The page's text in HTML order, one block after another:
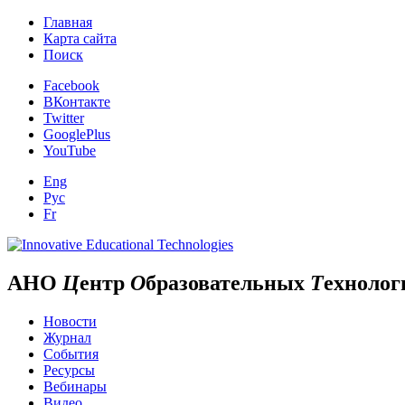
Главная
Карта сайта
Поиск
Facebook
ВКонтакте
Twitter
GooglePlus
YouTube
Eng
Рус
Fr
АНО Центр Образовательных Т
Новости
Журнал
События
Ресурсы
Вебинары